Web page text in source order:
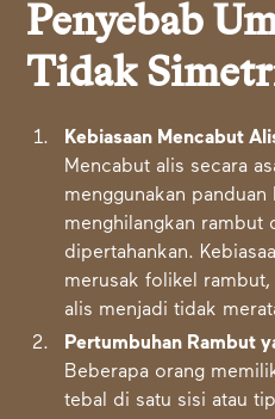
Penyebab
Tidak
Kebiasaan Mencabut
Mencabut alis secara
menggunakan
menghilangkan rambut
dipertahankan.
merusak folikel
alis menjadi tidak
Pertumbuhan Rambut
Beberapa orang
tebal di satu sisi atau